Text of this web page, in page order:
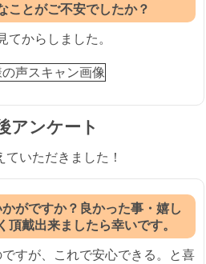
ことがご不安でしたか？
てからしました。
アンケート
いただきました！
がですか？良かった事・嬉し
頂戴出来ましたら幸いです。
すが、これで安心できる。と喜